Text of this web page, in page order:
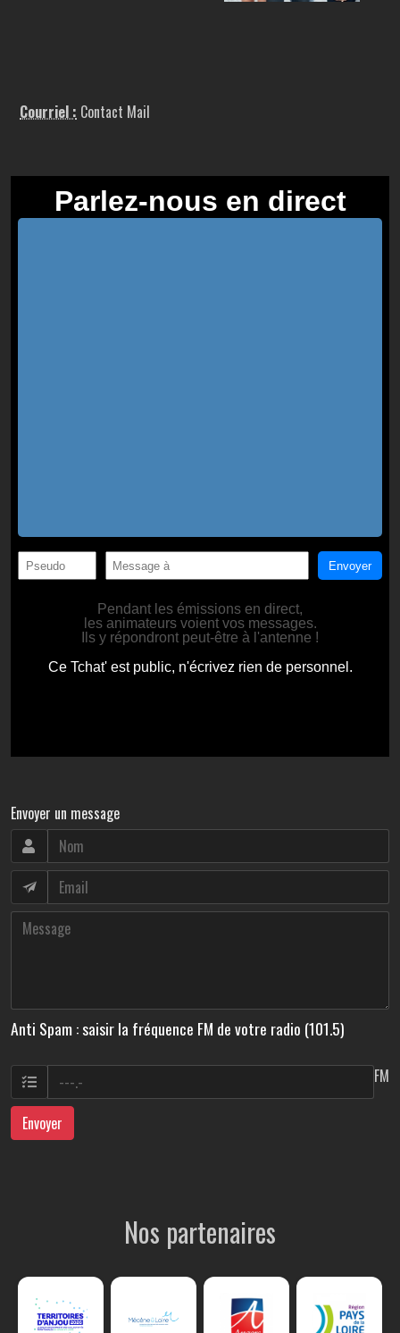
Courriel : Contact Mail
Envoyer un message
Anti Spam : saisir la fréquence FM de votre radio (101.5)
FM
Envoyer
Nos partenaires